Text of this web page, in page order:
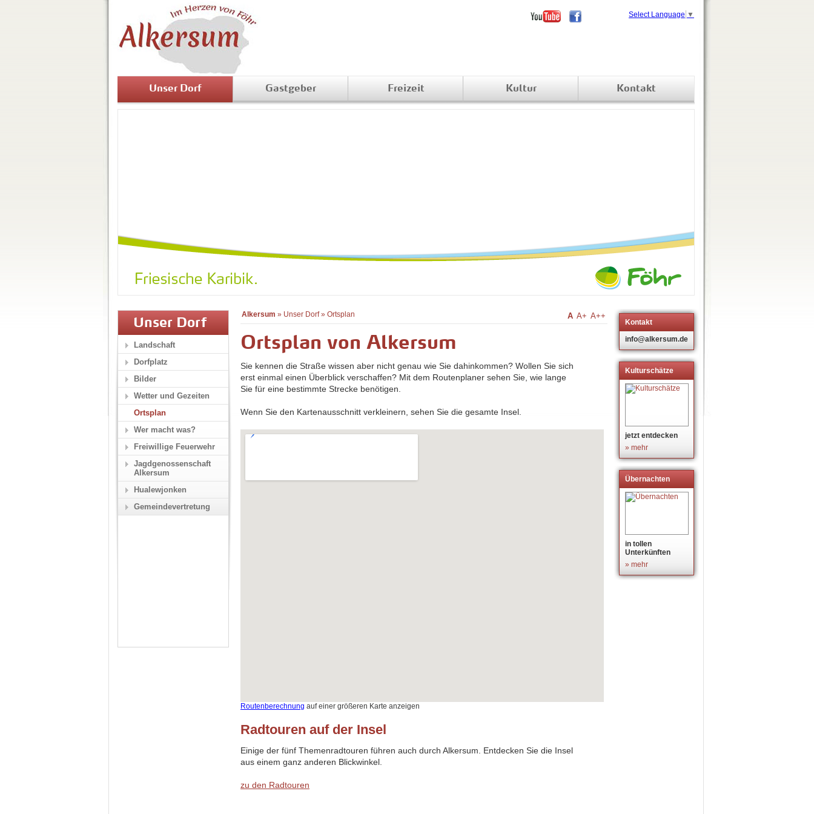
Unser Dorf Gastgeber Freizeit Kultur Kontakt
Alkersum » Unser Dorf» Ortsplan A A+ A++
Ortsplan von Alkersum
Sie kennen die Straße wissen aber nicht genau wie Sie dahinkommen? Wollen Sie sich
erst einmal einen Überblick verschaffen? Mit dem Routenplaner sehen Sie, wie lange
Sie für eine bestimmte Strecke benötigen.
Wenn Sie den Kartenausschnitt verkleinern, sehen Sie die gesamte Insel.
Routenberechnung auf einer größeren Karte anzeigen
Radtouren auf der Insel
Einige der fünf Themenradtouren führen auch durch Alkersum. Entdecken Sie die Insel
aus einem ganz anderen Blickwinkel.
zu den Radtouren
Kontakt
info@alkersum.de
Kulturschätze
jetzt entdecken
» mehr
Übernachten
in tollen
Unterkünften
» mehr
Unser Dorf
Landschaft
Dorfplatz
Bilder
Wetter und Gezeiten
Ortsplan
Wer macht was?
Freiwillige Feuerwehr
Jagdgenossenschaft
Alkersum
Hualewjonken
Gemeindevertretung
Select Language ▼